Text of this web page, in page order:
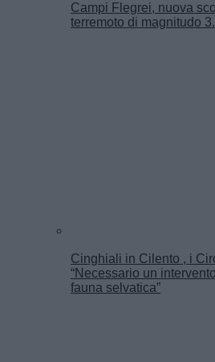
Campi Flegrei, nuova
terremoto di magnitudo
Cinghiali in Cilento , i
“Necessario un
fauna selvatica”